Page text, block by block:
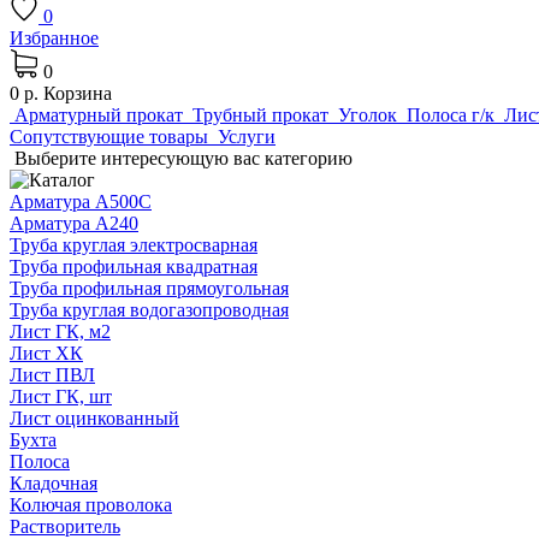
0
Избранное
0
0 р. Корзина
Арматурный прокат Трубный прокат Уголок Полоса г/к
Сопутствующие товары Услуги
Выберите интересующую вас категорию
Арматура А500С
Арматура А240
Труба круглая электросварная
Труба профильная квадратная
Труба профильная прямоугольная
Труба круглая водогазопроводная
Лист ГК, м2
Лист ХК
Лист ПВЛ
Лист ГК, шт
Лист оцинкованный
Бухта
Полоса
Кладочная
Колючая проволока
Растворитель